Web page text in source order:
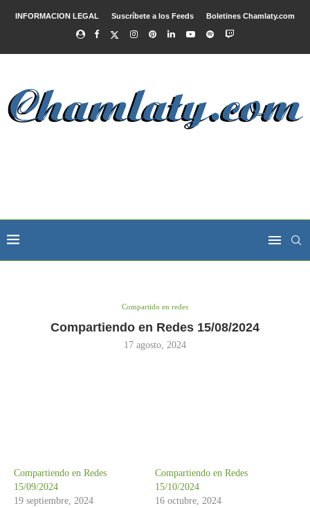
INFORMACION LEGAL Suscríbete a los Feeds Boletines Chamlaty.com
Compartido en redes
Compartiendo en Redes 15/08/2024
17 agosto, 2024
Compartiendo en Redes
15/09/2024
19 septiembre, 2024
Compartiendo en Redes
15/10/2024
16 octubre, 2024